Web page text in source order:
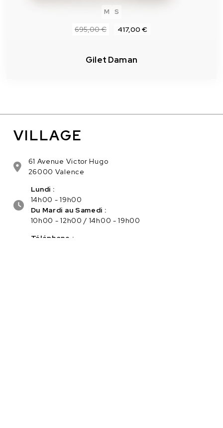
M S
695,00 € 417,00 €
Gilet Daman
VILLAGE
61 Avenue Victor Hugo
26000 Valence
Lundi :
14h00 - 19h00
Du Mardi au Samedi :
10h00 - 12h00 / 14h00 - 19h00
Téléphone :